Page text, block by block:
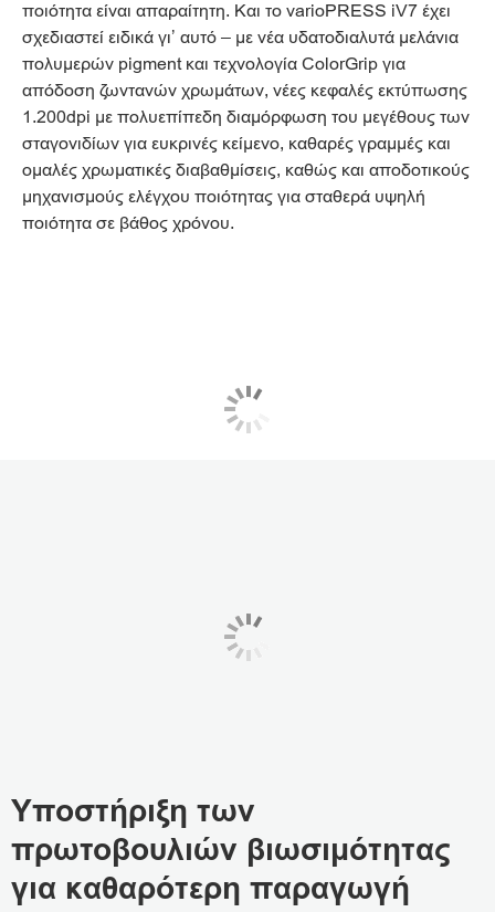
ποιότητα είναι απαραίτητη. Και το varioPRESS iV7 έχει
σχεδιαστεί ειδικά γι’ αυτό – με νέα υδατοδιαλυτά μελάνια
πολυμερών pigment και τεχνολογία ColorGrip για
απόδοση ζωντανών χρωμάτων, νέες κεφαλές εκτύπωσης
1.200dpi με πολυεπίπεδη διαμόρφωση του μεγέθους των
σταγονιδίων για ευκρινές κείμενο, καθαρές γραμμές και
ομαλές χρωματικές διαβαθμίσεις, καθώς και αποδοτικούς
μηχανισμούς ελέγχου ποιότητας για σταθερά υψηλή
ποιότητα σε βάθος χρόνου.
Υποστήριξη των
πρωτοβουλιών βιωσιμότητας
για καθαρότερη παραγωγή